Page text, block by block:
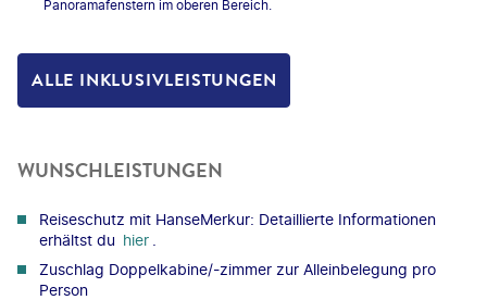
Panoramafenstern im oberen Bereich.
ALLE INKLUSIVLEISTUNGEN
WUNSCHLEISTUNGEN
Reiseschutz mit HanseMerkur: Detaillierte Informationen
erhältst du hier
Zuschlag Doppelkabine/-zimmer zur Alleinbelegung pro
Person